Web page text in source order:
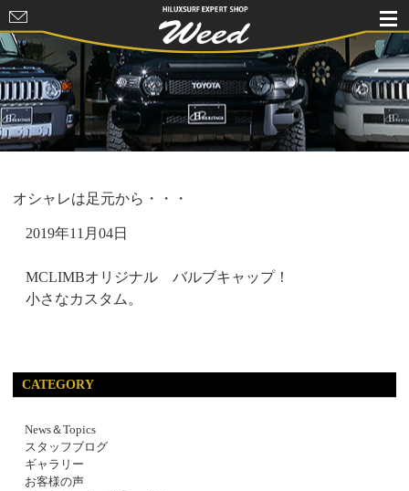
HILUXSURF
EXPERT
SHOP Weed
オシャレは足元から・・・
2019年11月04日
MCLIMBオリジナル バルブキャップ！
小さなカスタム。
CATEGORY
News＆Topics
スタッフブログ
ギャラリー
お客様の声